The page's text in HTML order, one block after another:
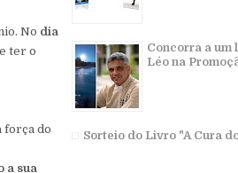
No dia
ter o
força do
a sua
Concorra a um
Léo na
Sorteio do Livro "A Cura